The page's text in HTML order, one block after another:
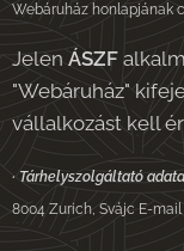
Webáruház
JelenÁSZF
"Webáruház"
vállalkozást kell
· Tárhelyszolgáltató
8004 Zurich, Svájc E-